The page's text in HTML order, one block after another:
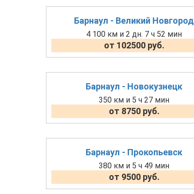
Барнаул - Великий Новгород
4 100 км и 2 дн. 7 ч 52 мин
от 102500 руб.
Барнаул - Новокузнецк
350 км и 5 ч 27 мин
от 8750 руб.
Барнаул - Прокопьевск
380 км и 5 ч 49 мин
от 9500 руб.